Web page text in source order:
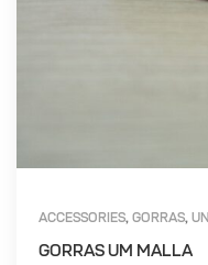
ACCESSORIES, GORRAS,
GORRAS UM MALLA